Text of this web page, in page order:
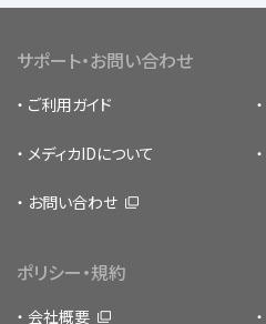
サポート・お問い合わせ
ご利用ガイド
メディカIDについて
お問い合わせ
ポリシー・規約
会社概要